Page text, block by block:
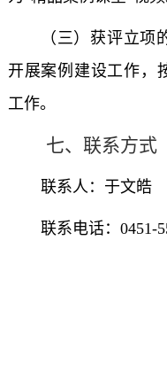
（三）获评立
开展案例建设工作，
工作。
七、联系方式
联系人：于文皓
联系电话：0451-